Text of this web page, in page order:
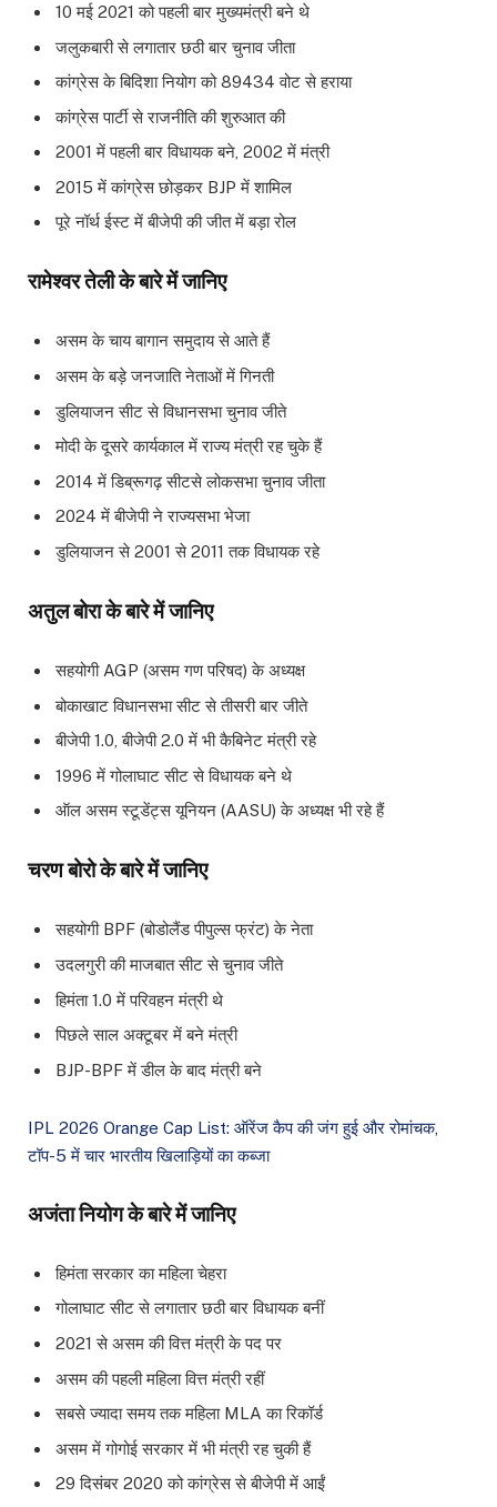
10 मई 2021 को पहली बार मुख्यमंत्री बने थे
जलुकबारी से लगातार छठी बार चुनाव जीता
कांग्रेस के बिदिशा नियोग को 89434 वोट से हराया
कांग्रेस पार्टी से राजनीति की शुरुआत की
2001 में पहली बार विधायक बने, 2002 में मंत्री
2015 में कांग्रेस छोड़कर BJP में शामिल
पूरे नॉर्थ ईस्ट में बीजेपी की जीत में बड़ा रोल
रामेश्वर तेली के बारे में जानिए
असम के चाय बागान समुदाय से आते हैं
असम के बड़े जनजाति नेताओं में गिनती
डुलियाजन सीट से विधानसभा चुनाव जीते
मोदी के दूसरे कार्यकाल में राज्य मंत्री रह चुके हैं
2014 में डिब्रूगढ़ सीटसे लोकसभा चुनाव जीता
2024 में बीजेपी ने राज्यसभा भेजा
डुलियाजन से 2001 से 2011 तक विधायक रहे
अतुल बोरा के बारे में जानिए
सहयोगी AGP (असम गण परिषद) के अध्यक्ष
बोकाखाट विधानसभा सीट से तीसरी बार जीते
बीजेपी 1.0, बीजेपी 2.0 में भी कैबिनेट मंत्री रहे
1996 में गोलाघाट सीट से विधायक बने थे
ऑल असम स्टूडेंट्स यूनियन (AASU) के अध्यक्ष भी रहे हैं
चरण बोरो के बारे में जानिए
सहयोगी BPF (बोडोलैंड पीपुल्स फ्रंट) के नेता
उदलगुरी की माजबात सीट से चुनाव जीते
हिमंता 1.0 में परिवहन मंत्री थे
पिछले साल अक्टूबर में बने मंत्री
BJP-BPF में डील के बाद मंत्री बने
IPL 2026 Orange Cap List: ऑरेंज कैप की जंग हुई और रोमांचक,
टॉप-5 में चार भारतीय खिलाड़ियों का कब्जा
अजंता नियोग के बारे में जानिए
हिमंता सरकार का महिला चेहरा
गोलाघाट सीट से लगातार छठी बार विधायक बनीं
2021 से असम की वित्त मंत्री के पद पर
असम की पहली महिला वित्त मंत्री रहीं
सबसे ज्यादा समय तक महिला MLA का रिकॉर्ड
असम में गोगोई सरकार में भी मंत्री रह चुकी हैं
29 दिसंबर 2020 को कांग्रेस से बीजेपी में आईं